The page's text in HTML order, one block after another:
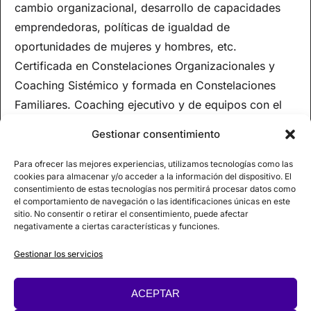
Gestionar consentimiento
Para ofrecer las mejores experiencias, utilizamos tecnologías como las
cookies para almacenar y/o acceder a la información del dispositivo. El
consentimiento de estas tecnologías nos permitirá procesar datos como
el comportamiento de navegación o las identificaciones únicas en este
sitio. No consentir o retirar el consentimiento, puede afectar
negativamente a ciertas características y funciones.
Gestionar los servicios
ACEPTAR
cambio organizacional, desarrollo de capacidades
emprendedoras, políticas de igualdad de
oportunidades de mujeres y hombres, etc.
Certificada en Constelaciones Organizacionales y
Coaching Sistémico y formada en Constelaciones
Familiares. Coaching ejecutivo y de equipos con el
Training Institute). CoActive Leadership, de la misma
escuela, Coach de equipos y organizaciones en el
programa Organitation and Relationship System
Coaching, (CRR. Center for Right Relationship).